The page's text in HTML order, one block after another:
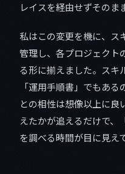
レイスを経由せずそのま
私はこの変更を機に、ス
管理し、各プロジェクト
る形に揃えました。スキ
「運用手順書」でもあ
との相性は想像以上に良
えたかが追えるだけで、
を調べる時間が目に見え